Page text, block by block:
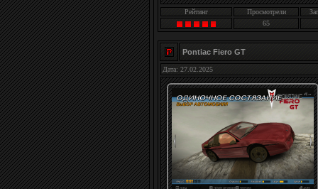
Рейтинг Просмотрели
65
Pontiac Fiero GT
Дата: 27.02.2025